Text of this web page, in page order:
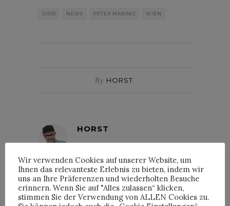
DIOR NEWS PETER MARINO WIEN
By HORST
HORST
INTERVIEWS
Wir verwenden Cookies auf unserer Website, um
Ihnen das relevanteste Erlebnis zu bieten, indem wir
uns an Ihre Präferenzen und wiederholten Besuche
erinnern. Wenn Sie auf "Alles zulassen“ klicken,
stimmen Sie der Verwendung von ALLEN Cookies zu.